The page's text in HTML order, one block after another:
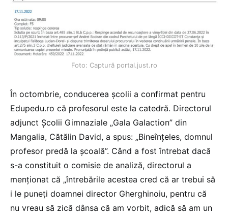
Foto: Captură portal.just.ro
În octombrie, conducerea școlii a confirmat pentru
Edupedu.ro că profesorul este la catedră. Directorul
adjunct Școlii Gimnaziale „Gala Galaction” din
Mangalia, Cătălin David, a spus: „Bineînțeles, domnul
profesor predă la școală”. Când a fost întrebat dacă
s-a constituit o comisie de analiză, directorul a
menționat că „întrebările acestea cred că ar trebui să
i le puneți doamnei director Gherghinoiu, pentru că
nu vreau să zică dânsa că am vorbit, adică să am un